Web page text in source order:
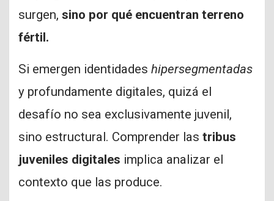
surgen, sino por qué encuentran terreno
fértil.
Si emergen identidades hipersegmentadas
y profundamente digitales, quizá el
desafío no sea exclusivamente juvenil,
sino estructural. Comprender las tribus
juveniles digitales implica analizar el
contexto que las produce.